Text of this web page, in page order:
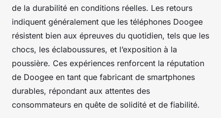
de la durabilité en conditions réelles. Les retours
indiquent généralement que les téléphones Doogee
résistent bien aux épreuves du quotidien, tels que les
chocs, les éclaboussures, et l’exposition à la
poussière. Ces expériences renforcent la réputation
de Doogee en tant que fabricant de smartphones
durables, répondant aux attentes des
consommateurs en quête de solidité et de fiabilité.